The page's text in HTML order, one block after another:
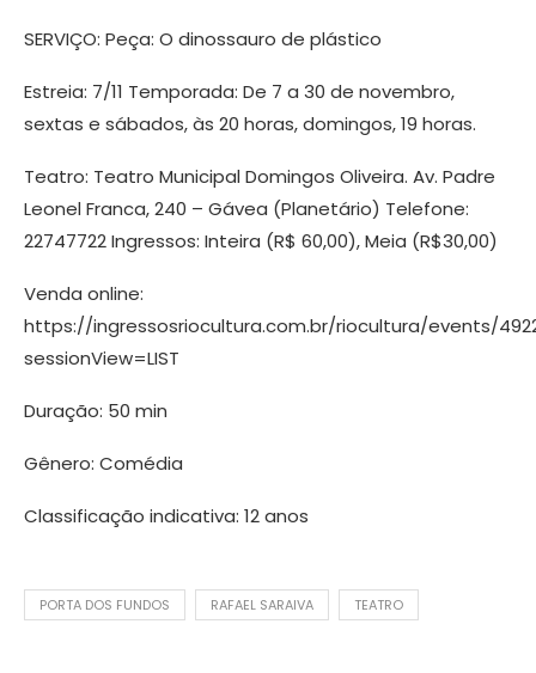
SERVIÇO: Peça: O dinossauro de plástico
Estreia: 7/11 Temporada: De 7 a 30 de novembro,
sextas e sábados, às 20 horas, domingos, 19 horas.
Teatro: Teatro Municipal Domingos Oliveira. Av. Padre
Leonel Franca, 240 – Gávea (Planetário) Telefone:
22747722 Ingressos: Inteira (R$ 60,00), Meia (R$30,00)
Venda online:
https://ingressosriocultura.com.br/riocultura/events/
sessionView=LIST
Duração: 50 min
Gênero: Comédia
Classificação indicativa: 12 anos
PORTA DOS FUNDOS RAFAEL SARAIVA TEATRO